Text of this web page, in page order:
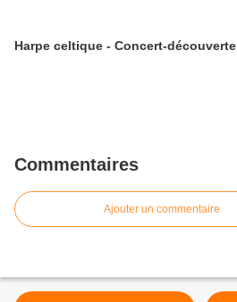
Harpe celtique - Concert-découverte
Commentaires
Ajouter un commentaire